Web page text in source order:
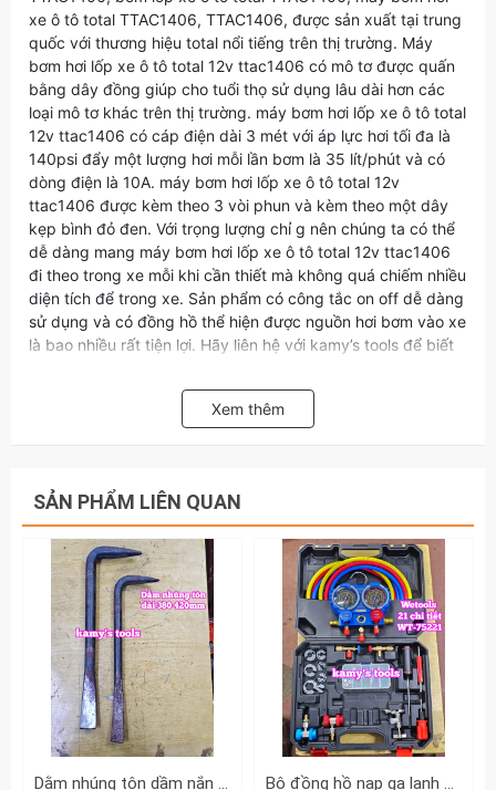
xe ô tô total TTAC1406, TTAC1406, được sản xuất tại trung
quốc với thương hiệu total nổi tiếng trên thị trường. Máy
bơm hơi lốp xe ô tô total 12v ttac1406 có mô tơ được quấn
bằng dây đồng giúp cho tuổi thọ sử dụng lâu dài hơn các
loại mô tơ khác trên thị trường. máy bơm hơi lốp xe ô tô total
12v ttac1406 có cáp điện dài 3 mét với áp lực hơi tối đa là
140psi đẩy một lượng hơi mỗi lần bơm là 35 lít/phút và có
dòng điện là 10A. máy bơm hơi lốp xe ô tô total 12v
ttac1406 được kèm theo 3 vòi phun và kèm theo một dây
kẹp bình đỏ đen. Với trọng lượng chỉ g nên chúng ta có thể
dễ dàng mang máy bơm hơi lốp xe ô tô total 12v ttac1406
đi theo trong xe mỗi khi cần thiết mà không quá chiếm nhiều
diện tích để trong xe. Sản phẩm có công tắc on off dễ dàng
sử dụng và có đồng hồ thể hiện được nguồn hơi bơm vào xe
là bao nhiều rất tiện lợi. Hãy liên hệ với kamy’s tools để biết
Xem thêm
SẢN PHẨM LIÊN QUAN
Dằm nhúng tôn dầm nắn tôn xà beng mỏ vịt sửa chữa tạo hình ô tô dài 380mm 420mm Kamytools KMT-33501 KMT-33502 Bộ đồng hồ nạp ga lạnh điều hòa ô tô R134A R410A R22 R404A Wetools 21 chi tiết WT-75221